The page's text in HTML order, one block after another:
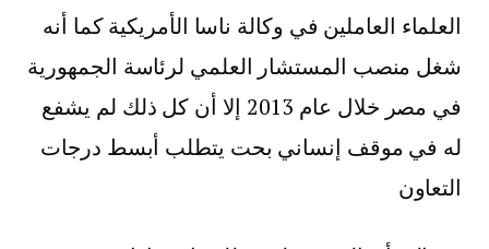
العلماء العاملين في وكالة ناسا الأمريكية كما أنه
شغل منصب المستشار العلمي لرئاسة الجمهورية
في مصر خلال عام 2013 إلا أن كل ذلك لم يشفع
له في موقف إنساني بحت يتطلب أبسط درجات
التعاون